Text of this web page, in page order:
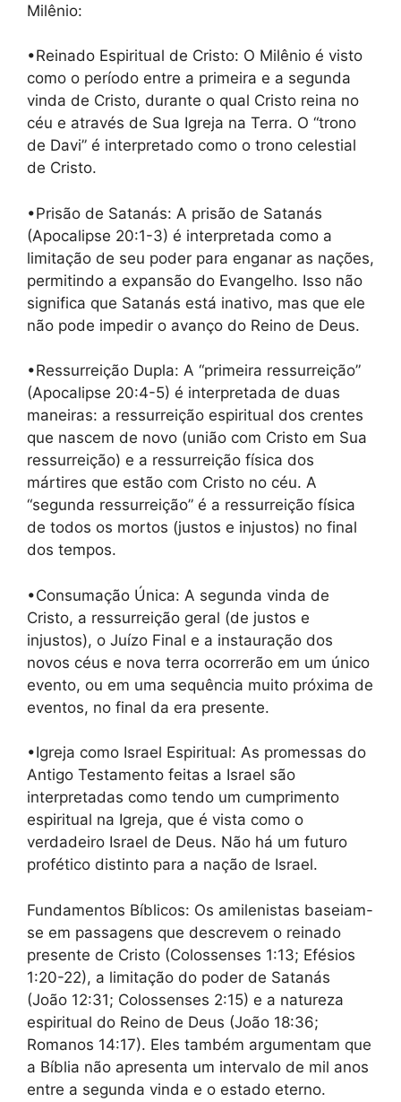
Milênio:
•Reinado Espiritual de Cristo: O Milênio é visto
como o período entre a primeira e a segunda
vinda de Cristo, durante o qual Cristo reina no
céu e através de Sua Igreja na Terra. O “trono
de Davi” é interpretado como o trono celestial
de Cristo.
•Prisão de Satanás: A prisão de Satanás
(Apocalipse 20:1-3) é interpretada como a
limitação de seu poder para enganar as nações,
permitindo a expansão do Evangelho. Isso não
significa que Satanás está inativo, mas que ele
não pode impedir o avanço do Reino de Deus.
•Ressurreição Dupla: A “primeira ressurreição”
(Apocalipse 20:4-5) é interpretada de duas
maneiras: a ressurreição espiritual dos crentes
que nascem de novo (união com Cristo em Sua
ressurreição) e a ressurreição física dos
mártires que estão com Cristo no céu. A
“segunda ressurreição” é a ressurreição física
de todos os mortos (justos e injustos) no final
dos tempos.
•Consumação Única: A segunda vinda de
Cristo, a ressurreição geral (de justos e
injustos), o Juízo Final e a instauração dos
novos céus e nova terra ocorrerão em um único
evento, ou em uma sequência muito próxima de
eventos, no final da era presente.
•Igreja como Israel Espiritual: As promessas do
Antigo Testamento feitas a Israel são
interpretadas como tendo um cumprimento
espiritual na Igreja, que é vista como o
verdadeiro Israel de Deus. Não há um futuro
profético distinto para a nação de Israel.
Fundamentos Bíblicos: Os amilenistas baseiam-
se em passagens que descrevem o reinado
presente de Cristo (Colossenses 1:13; Efésios
1:20-22), a limitação do poder de Satanás
(João 12:31; Colossenses 2:15) e a natureza
espiritual do Reino de Deus (João 18:36;
Romanos 14:17). Eles também argumentam que
a Bíblia não apresenta um intervalo de mil anos
entre a segunda vinda e o estado eterno.